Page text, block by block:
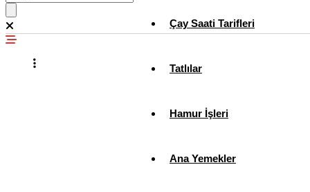
Çay Saati Tarifleri
Tatlılar
Hamur İşleri
Ana Yemekler